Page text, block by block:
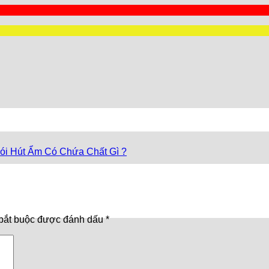
Hút Ẩm Có Chứa Chất Gì ?
buộc được đánh dấu*